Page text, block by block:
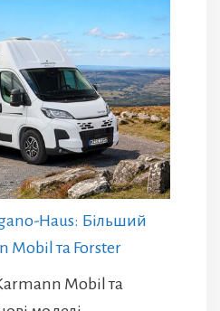
Haus: Більший
Mobil та Forster
Mobil та